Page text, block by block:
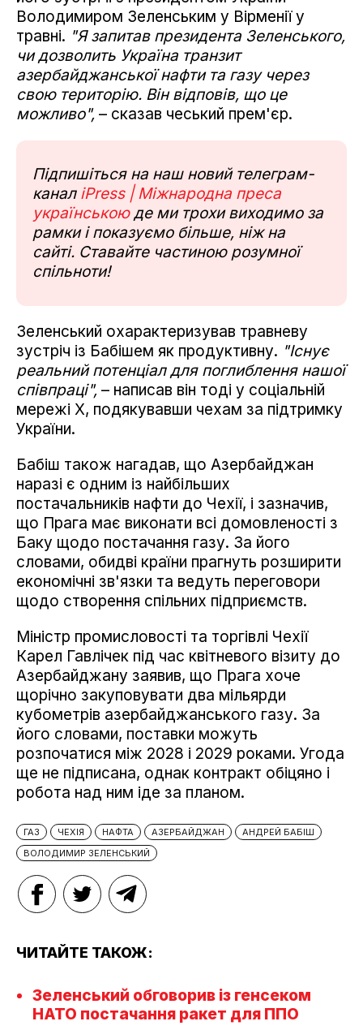
Володимиром Зеленським у Вірменії у
травні. "Я запитав президента Зеленського,
чи дозволить Україна транзит
азербайджанської нафти та газу через
свою територію. Він відповів, що це
можливо", – сказав чеський прем'єр.
Підпишіться на наш новий телеграм-
канал iPress | Міжнародна преса
українськоюде ми трохи виходимо за
рамки і показуємо більше, ніж на
сайті. Ставайте частиною розумної
спільноти!
Зеленський охарактеризував травневу
зустріч із Бабішем як продуктивну. "Існує
реальний потенціал для поглиблення нашої
співпраці", – написав він тоді у соціальній
мережі X, подякувавши чехам за підтримку
України.
Бабіш також нагадав, що Азербайджан
наразі є одним із найбільших
постачальників нафти до Чехії, і зазначив,
що Прага має виконати всі домовленості з
Баку щодо постачання газу. За його
словами, обидві країни прагнуть розширити
економічні зв'язки та ведуть переговори
щодо створення спільних підприємств.
Міністр промисловості та торгівлі Чехії
Карел Гавлічек під час квітневого візиту до
Азербайджану заявив, що Прага хоче
щорічно закуповувати два мільярди
кубометрів азербайджанського газу. За
його словами, поставки можуть
розпочатися між 2028 і 2029 роками. Угода
ще не підписана, однак контракт обіцяно і
робота над ним іде за планом.
ГАЗ ЧЕХІЯ НАФТА АЗЕРБАЙДЖАН
АНДРЕЙ БАБІШ
ВОЛОДИМИР ЗЕЛЕНСЬКИЙ
ЧИТАЙТЕ ТАКОЖ:
Зеленський обговорив із генсеком
НАТО постачання ракет для ППО